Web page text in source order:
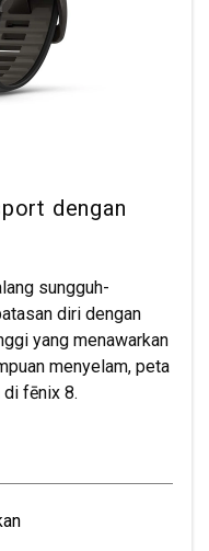
dengan
sungguh-
diri dengan
yang menawarkan
menyelam, peta
di fēnix 8.